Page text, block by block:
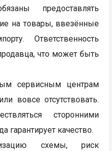
предоставлять
на товары, ввезённые
Ответственность
что может быть
сервисным центрам
вовсе отсутствовать.
сторонними
гарантирует качество.
схемы, риск